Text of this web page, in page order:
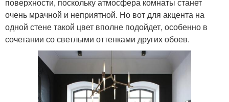
поверхности, поскольку атмосфера комнаты станет
очень мрачной и неприятной. Но вот для акцента на
одной стене такой цвет вполне подойдет, особенно в
сочетании со светлыми оттенками других обоев.